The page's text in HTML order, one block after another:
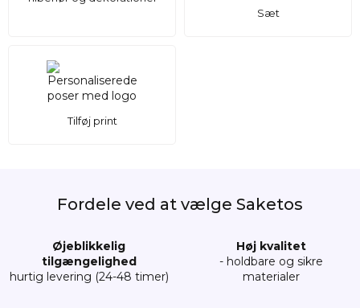
Sæt
Tilføj print
Fordele ved at vælge Saketos
Øjeblikkelig
tilgængelighed
hurtig levering (24-48 timer)
Høj kvalitet
- holdbare og sikre
materialer